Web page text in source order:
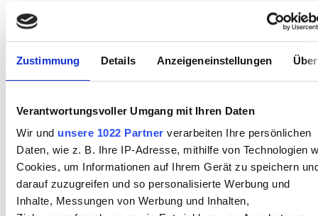
Zustimmung Details Anzeigeneinstellungen
Verantwortungsvoller Umgang mit Ihren Daten
Wir und unsere 1022 Partner verarbeiten Ihre persönlichen
Daten, wie z. B. Ihre IP-Adresse, mithilfe von Technologien
Cookies, um Informationen auf Ihrem Gerät zu speichern
darauf zuzugreifen und so personalisierte Werbung und
Inhalte, Messungen von Werbung und Inhalten,
Einrichtungen
Erfrischungen
Kostenloses WiFi
TV-Bildschirme
Kostenloser Transport
Spanien